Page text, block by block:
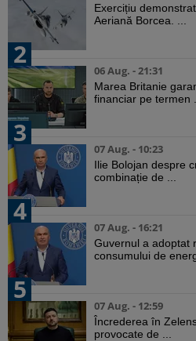
Exercițiu
Aeriană Borcea. ...
2
06 Aug. - 21:31
Marea Britanie
financiar pe termen ...
3
07 Aug. - 10:23
Ilie Bolojan despre
combinație de ...
4
07 Aug. - 16:21
Guvernul a adoptat
consumului de
5
07 Aug. - 12:59
Încrederea în
provocate de ...